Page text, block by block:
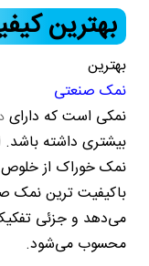
بهترین
بهترین
نمک صنعتی
نمکی است که دارای
بیشتری داشته
نمک خوراک از خلوص
باکیفیت ترین نمک
می‌دهد و جزئی
محسوب می‌شود.